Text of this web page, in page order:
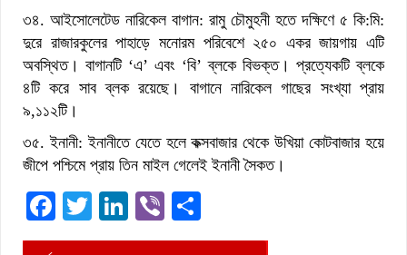
৩৪. আইসোলেটেড নারিকেল বাগান: রামু চৌমুহনী হতে দক্ষিণে ৫ কি:মি:
দুরে রাজারকুলের পাহাড়ে মনোরম পরিবেশে ২৫০ একর জায়গায় এটি
অবস্থিত। বাগানটি ‘এ’ এবং ‘বি’ ব্লকে বিভক্ত। প্রত্যেকটি ব্লকে
৪টি করে সাব ব্লক রয়েছে। বাগানে নারিকেল গাছের সংখ্যা প্রায়
৯,১১২টি।
৩৫. ইনানী: ইনানীতে যেতে হলে কক্সবাজার থেকে উখিয়া কোটবাজার হয়ে
জীপে পশ্চিমে প্রায় তিন মাইল গেলেই ইনানী সৈকত।
Facebook
TwitterLinkedIn
Viber